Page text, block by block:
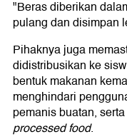
"Beras diberikan
pulang dan disimpan
Pihaknya juga
didistribusikan ke
bentuk makanan
menghindari
pemanis buatan,
processed food.